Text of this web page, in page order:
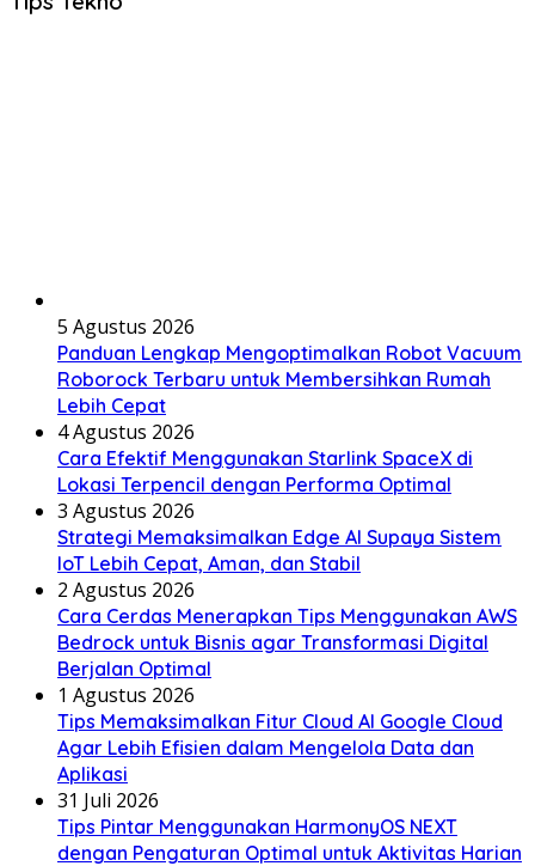
5 Agustus 2026
Panduan Lengkap Mengoptimalkan Robot Vacuum
Roborock Terbaru untuk Membersihkan Rumah
Lebih Cepat
4 Agustus 2026
Cara Efektif Menggunakan Starlink SpaceX di
Lokasi Terpencil dengan Performa Optimal
3 Agustus 2026
Strategi Memaksimalkan Edge AI Supaya Sistem
IoT Lebih Cepat, Aman, dan Stabil
2 Agustus 2026
Cara Cerdas Menerapkan Tips Menggunakan AWS
Bedrock untuk Bisnis agar Transformasi Digital
Berjalan Optimal
1 Agustus 2026
Tips Memaksimalkan Fitur Cloud AI Google Cloud
Agar Lebih Efisien dalam Mengelola Data dan
Aplikasi
31 Juli 2026
Tips Pintar Menggunakan HarmonyOS NEXT
dengan Pengaturan Optimal untuk Aktivitas Harian